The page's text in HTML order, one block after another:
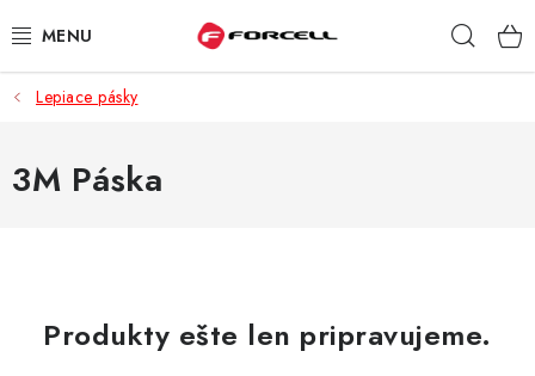
na
PUZDRÁ A OBALY
TVRDENÉ SKLÁ
DRŽIAKY NA MOBIL
Lepiace pásky
3M Páska
Produkty ešte len pripravujeme.